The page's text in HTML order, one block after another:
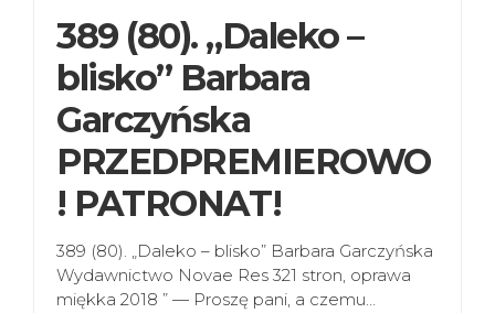
389 (80). „Daleko –
blisko” Barbara
Garczyńska
PRZEDPREMIEROWO
! PATRONAT!
389 (80). „Daleko – blisko” Barbara Garczyńska
Wydawnictwo Novae Res 321 stron, oprawa
miękka 2018 ” — Proszę pani, a czemu…